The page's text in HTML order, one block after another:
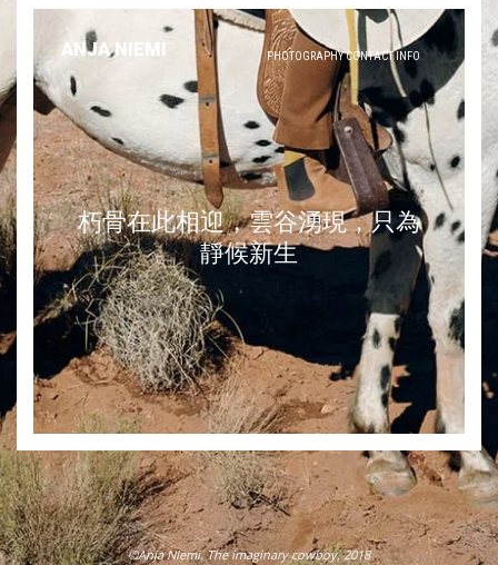
ANJA NIEMI PHOTOGRAPHY CONTACT INFO
朽骨在此相迎，雲谷湧現，只為
靜候新生
©Anja Niemi. The imaginary cowboy, 2018